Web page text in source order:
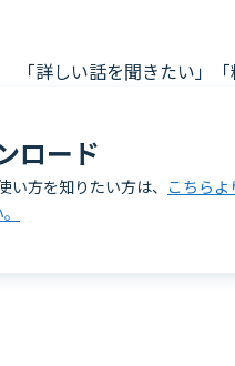
「詳しい話を聞きたい」
ロード
方を知りたい方は、 こちらよ